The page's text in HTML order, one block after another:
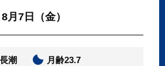
8月7日（金）
長潮 月齢23.7